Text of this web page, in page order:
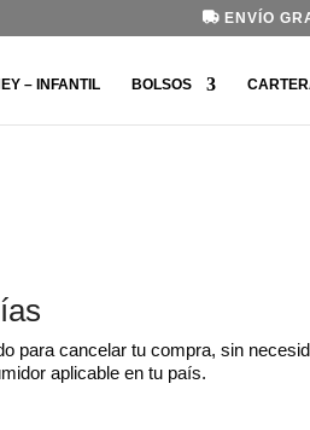
ENVÍO
– INFANTIL BOLSOS
para cancelar tu compra, sin
aplicable en tu país.